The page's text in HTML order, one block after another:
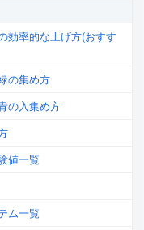
効率的な上げ方(おすす
の集め方
の入集め方
値一覧
ム一覧